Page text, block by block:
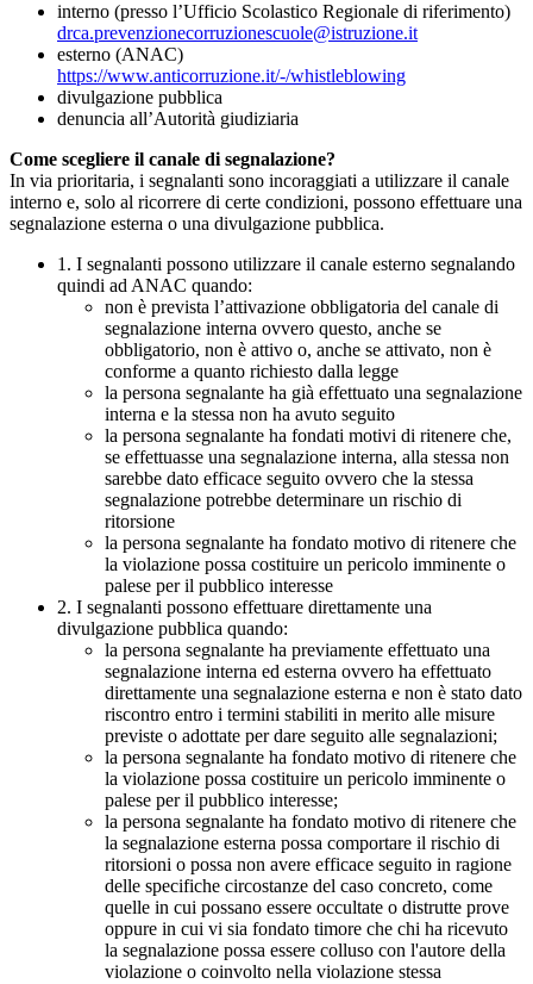
interno (presso l’Ufficio Scolastico Regionale di riferimento)
drca.prevenzionecorruzionescuole@istruzione.it
esterno (ANAC)
https://www.anticorruzione.it/-/whistleblowing
divulgazione pubblica
denuncia all’Autorità giudiziaria
Come scegliere il canale di segnalazione?
In via prioritaria, i segnalanti sono incoraggiati a utilizzare il canale
interno e, solo al ricorrere di certe condizioni, possono effettuare una
segnalazione esterna o una divulgazione pubblica.
1. I segnalanti possono utilizzare il canale esterno segnalando
quindi ad ANAC quando:
non è prevista l’attivazione obbligatoria del canale di
segnalazione interna ovvero questo, anche se
obbligatorio, non è attivo o, anche se attivato, non è
conforme a quanto richiesto dalla legge
la persona segnalante ha già effettuato una segnalazione
interna e la stessa non ha avuto seguito
la persona segnalante ha fondati motivi di ritenere che,
se effettuasse una segnalazione interna, alla stessa non
sarebbe dato efficace seguito ovvero che la stessa
segnalazione potrebbe determinare un rischio di
ritorsione
la persona segnalante ha fondato motivo di ritenere che
la violazione possa costituire un pericolo imminente o
palese per il pubblico interesse
2. I segnalanti possono effettuare direttamente una
divulgazione pubblica quando:
la persona segnalante ha previamente effettuato una
segnalazione interna ed esterna ovvero ha effettuato
direttamente una segnalazione esterna e non è stato dato
riscontro entro i termini stabiliti in merito alle misure
previste o adottate per dare seguito alle segnalazioni;
la persona segnalante ha fondato motivo di ritenere che
la violazione possa costituire un pericolo imminente o
palese per il pubblico interesse;
la persona segnalante ha fondato motivo di ritenere che
la segnalazione esterna possa comportare il rischio di
ritorsioni o possa non avere efficace seguito in ragione
delle specifiche circostanze del caso concreto, come
quelle in cui possano essere occultate o distrutte prove
oppure in cui vi sia fondato timore che chi ha ricevuto
la segnalazione possa essere colluso con l'autore della
violazione o coinvolto nella violazione stessa